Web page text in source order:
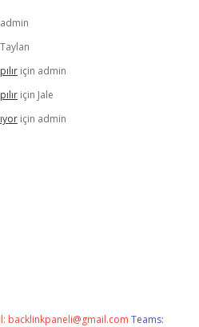
admin
Taylan
için admin
için Jale
için admin
backlinkpaneli@gmail.com Teams: